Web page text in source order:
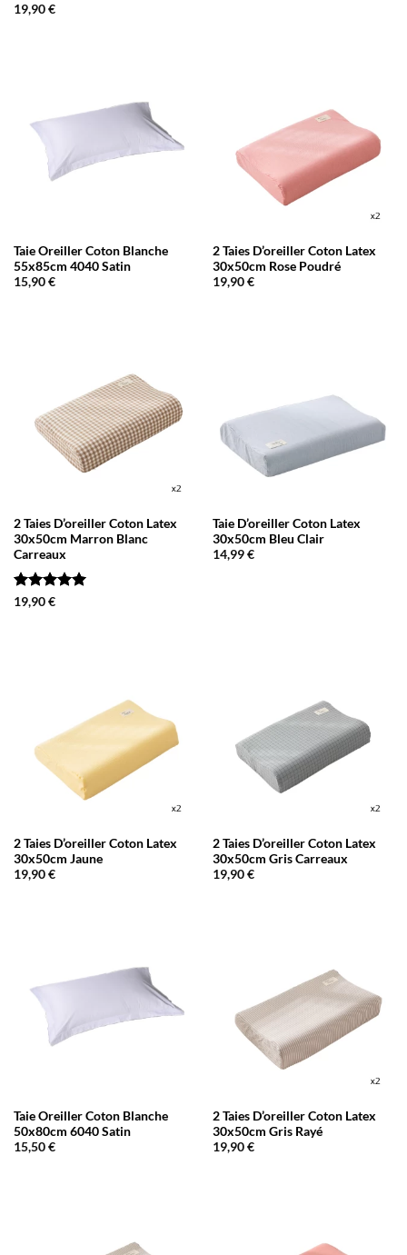
Note4
19,90€
Taie Oreiller Coton Blanche
55x85cm 4040 Satin
15,90€
2 Taies D’oreiller Coton Latex
30x50cm Rose Poudré
19,90€
2 Taies D’oreiller Coton Latex
30x50cm Marron Blanc
Carreaux
Note5
19,90€
Taie D’oreiller Coton Latex
30x50cm Bleu Clair
14,99€
2 Taies D’oreiller Coton Latex
30x50cm Jaune
19,90€
2 Taies D’oreiller Coton Latex
30x50cm Gris Carreaux
19,90€
Taie Oreiller Coton Blanche
50x80cm 6040 Satin
15,50€
2 Taies D’oreiller Coton Latex
30x50cm Gris Rayé
19,90€